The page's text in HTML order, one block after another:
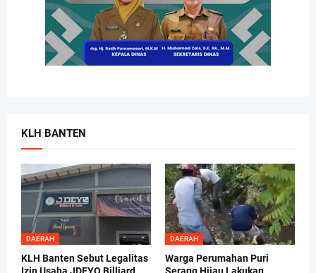
KLH BANTEN
DAERAH
KLH Banten Sebut Legalitas
DAERAH
Warga Perumahan Puri